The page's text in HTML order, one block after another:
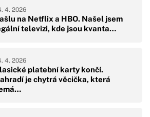
na Netflix a HBO. Našel jsem
televizi, kde jsou kvanta…
4. 2026
platební karty končí.
je chytrá věcička, která
4. 2026